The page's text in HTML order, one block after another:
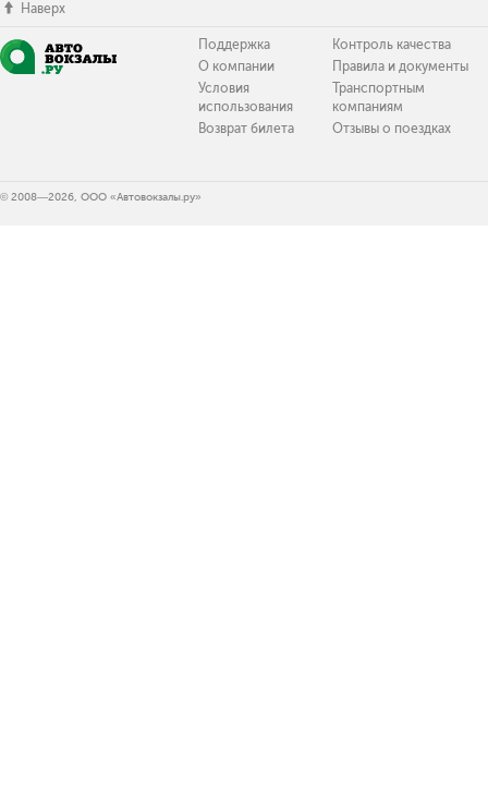
Наверх
Поддержка
О компании
Условия
использования
Возврат билета
Контроль качества
Правила и документы
Транспортным
компаниям
Отзывы о поездках
© 2008—2026, ООО «Автовокзалы.ру»